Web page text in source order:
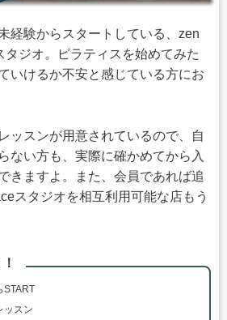
経験からスタートしている、zen
ジオ。ピラティスを始めてみた
いけるか不安と感じている方にお
ッスンが用意されているので、自
ない方も、実際に確かめてから入
きますよ。また、会員であれば追
スタジオを相互利用可能な店もう
START
ッスン